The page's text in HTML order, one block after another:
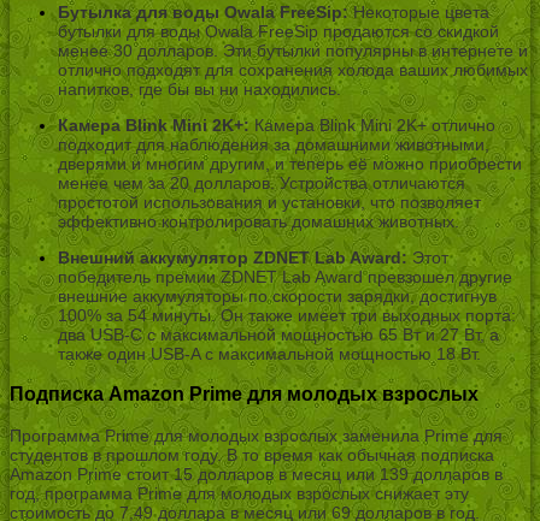
Бутылка для воды Owala FreeSip:Некоторые цвета
бутылки для воды Owala FreeSip продаются со скидкой
менее 30 долларов. Эти бутылки популярны в интернете и
отлично подходят для сохранения холода ваших любимых
напитков, где бы вы ни находились.
Камера Blink Mini 2K+: Камера Blink Mini 2K+ отлично
подходит для наблюдения за домашними животными,
дверями и многим другим, и теперь её можно приобрести
менее чем за 20 долларов. Устройства отличаются
простотой использования и установки, что позволяет
эффективно контролировать домашних животных.
Внешний аккумулятор ZDNET Lab Award:Этот
победитель премии ZDNET Lab Award превзошел другие
внешние аккумуляторы по скорости зарядки, достигнув
100% за 54 минуты. Он также имеет три выходных порта:
два USB-C с максимальной мощностью 65 Вт и 27 Вт, а
также один USB-A с максимальной мощностью 18 Вт.
Подписка Amazon Prime для молодых взрослых
Программа Prime для молодых взрослых заменила Prime для
студентов в прошлом году. В то время как обычная подписка
Amazon Prime стоит 15 долларов в месяц или 139 долларов в
год, программа Prime для молодых взрослых снижает эту
стоимость до 7,49 доллара в месяц или 69 долларов в год.